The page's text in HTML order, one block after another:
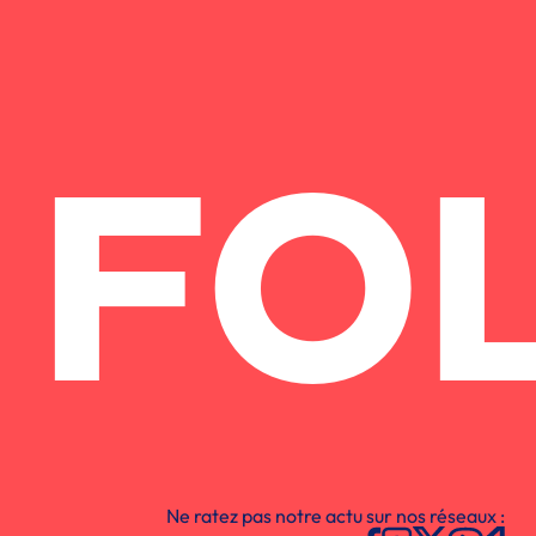
Ne ratez pas notre actu sur nos réseaux :